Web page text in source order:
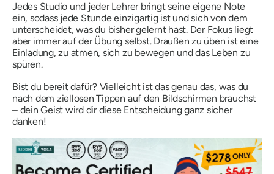
Jedes Studio und jeder Lehrer bringt seine eigene Note
ein, sodass jede Stunde einzigartig ist und sich von dem
unterscheidet, was du bisher gelernt hast. Der Fokus liegt
aber immer auf der Übung selbst. Draußen zu üben ist eine
Einladung, zu atmen, sich zu bewegen und das Leben zu
spüren.
Bist du bereit dafür? Vielleicht ist das genau das, was du
nach dem ziellosen Tippen auf den Bildschirmen brauchst
– dein Geist wird dir diese Entscheidung ganz sicher
danken!